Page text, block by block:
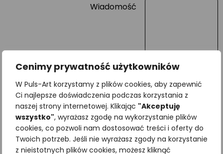
Cenimy prywatność użytkowników
W Puls-Art korzystamy z plików cookies, aby zapewnić
Ci najlepsze doświadczenia podczas korzystania z
naszej strony internetowej. Klikając "Akceptuję
wszystko", wyrażasz zgodę na wykorzystanie plików
cookies, co pozwoli nam dostosować treści i oferty do
Twoich potrzeb. Jeśli nie wyrażasz zgody na korzystanie
z nieistotnych plików cookies, możesz kliknąć
Wiadomość
Najniższa cena z ostatnich 30
dni:65,00zł
SKU:Brak danych